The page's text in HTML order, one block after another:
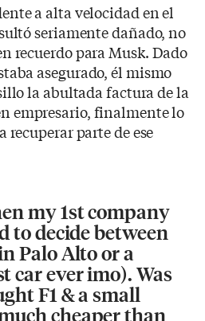
a alta velocidad en el
seriamente dañado, no
recuerdo para Musk. Dado
asegurado, él mismo
la abultada factura de la
empresario, finalmente lo
recuperar parte de ese
my 1st company
to decide between
Palo Alto or a
car ever imo). Was
F1 & a small
cheaper than